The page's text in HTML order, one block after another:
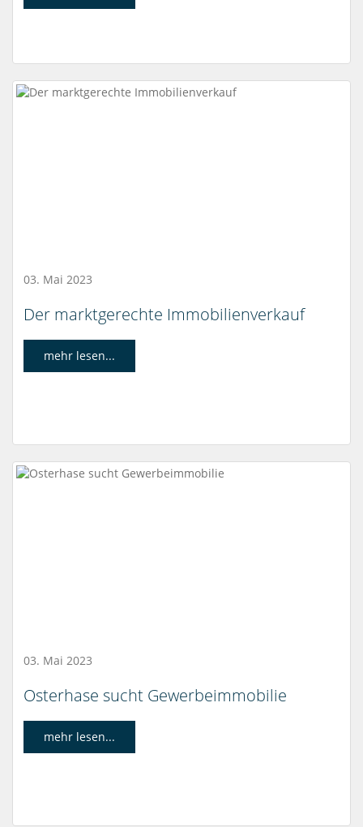
03. Mai 2023
Der marktgerechte Immobilienverkauf
mehr lesen...
03. Mai 2023
Osterhase sucht Gewerbeimmobilie
mehr lesen...